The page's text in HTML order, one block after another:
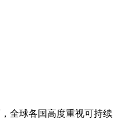
全球各国高度重视可持续